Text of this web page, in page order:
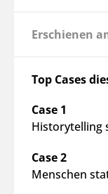
Erschienen
Top Cases
Case 1
Historytelling
Case 2
Menschen